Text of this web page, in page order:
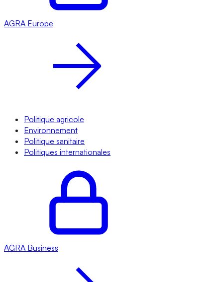
AGRA Europe
Politique agricole
Environnement
Politique sanitaire
Politiques internationales
AGRA Business